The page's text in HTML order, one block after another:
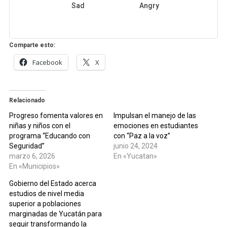
Sad Angry
Comparte esto:
Facebook X
Relacionado
Progreso fomenta valores en
niñas y niños con el
programa “Educando con
Seguridad”
marzo 6, 2026
En «Municipios»
Impulsan el manejo de las
emociones en estudiantes
con “Paz a la voz”
junio 24, 2024
En «Yucatan»
Gobierno del Estado acerca
estudios de nivel media
superior a poblaciones
marginadas de Yucatán para
seguir transformando la